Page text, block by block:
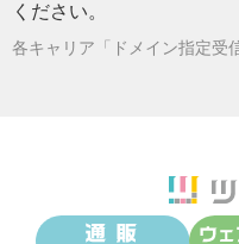
ください。
各キャリア「ドメイン指定受